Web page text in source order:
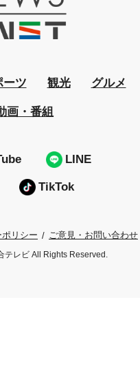
ーツ 観光 グルメ
画・番組
LINE
TikTok
リシー ご意見・お問い合わせ
テレビ All Rights Reserved.